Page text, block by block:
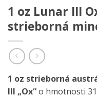
1 oz Lunar III
strieborná
1 oz strieborná
III „Ox“o hmotnosti